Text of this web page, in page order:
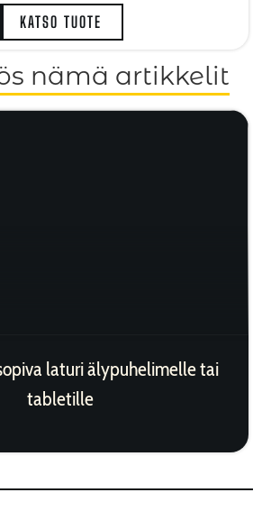
KATSO TUOTE
nämä artikkelit
laturi älypuhelimelle tai
tabletille